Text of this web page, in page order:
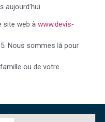
aujourd’hui.
site web à www.devis-
Nous sommes là pour
ou de votre